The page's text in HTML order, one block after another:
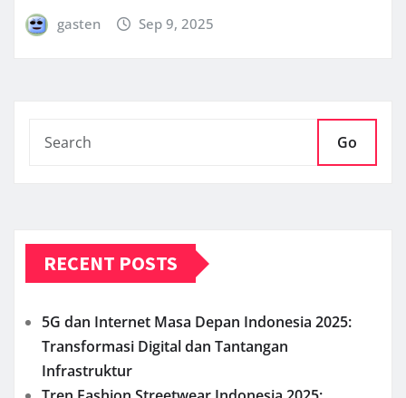
gasten Sep 9, 2025
Go
RECENT POSTS
5G dan Internet Masa Depan Indonesia 2025:
Transformasi Digital dan Tantangan
Infrastruktur